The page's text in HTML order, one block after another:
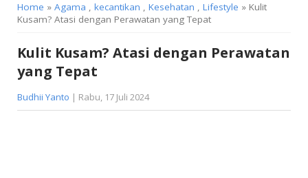
KONTAK
CATEGORIES ▼
Home » Agama , kecantikan , Kesehatan , Lifestyle » Kulit
Kusam? Atasi dengan Perawatan yang Tepat
Kulit Kusam? Atasi dengan Perawatan
yang Tepat
Budhii Yanto | Rabu, 17 Juli 2024